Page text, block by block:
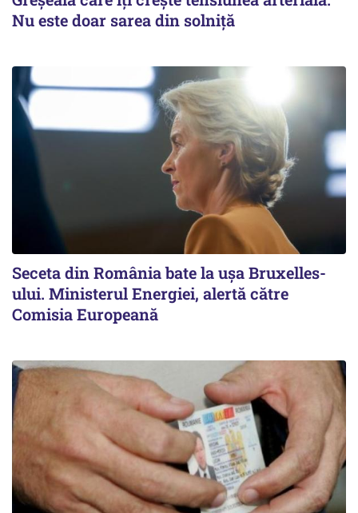
Nu este doar sarea din solniță
Seceta din România bate la ușa Bruxelles-
ului. Ministerul Energiei, alertă către
Comisia Europeană